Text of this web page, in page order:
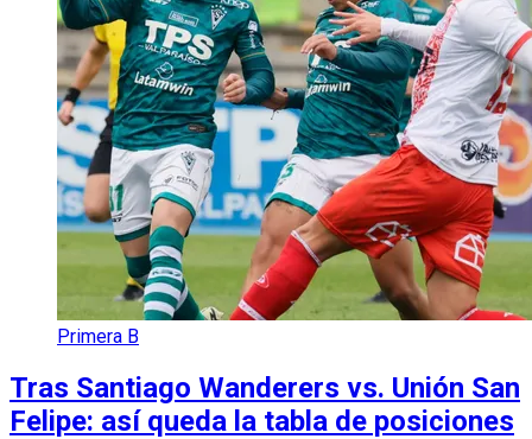
Primera B
Tras Santiago Wanderers vs. Unión San
Felipe: así queda la tabla de posiciones